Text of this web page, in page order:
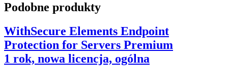
Podobne produkty
WithSecure Elements Endpoint
Protection for Servers Premium
1 rok, nowa licencja, ogólna